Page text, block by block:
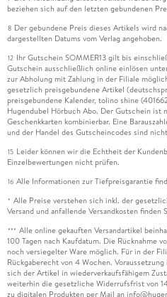
beziehen sich auf den letzten gebundenen
8 Der gebundene Preis dieses Artikels wird
dargestellten Datums vom Verlag angehoben.
12 Ihr Gutschein SOMMER13 gilt bis
Gutschein ausschließlich online einlösen
zur Abholung mit Zahlung in der Filiale
gesetzlich preisgebundene Artikel
preisgebundene Kalender, tolino shine
Hugendubel Hörbuch Abo. Der Gutschein ist
Geschenkkarten kombinierbar. Eine
und der Handel des Gutscheincodes sind
15 Leider können wir die Echtheit der
Einzelbewertungen nicht prüfen.
16 Alle Informationen zur Tiefpreisgarantie
* Alle Preise verstehen sich inkl. der
Versand und anfallende Versandkosten finden
*** Alle online gekauften Versandartikel
100 Tagen nach Kaufdatum. Die Rücknahme
noch versiegelter Ware möglich. Für in der
Rückgaberecht von 4 Wochen.
sich der Artikel in wiederverkaufsfähigem
weiterhin die gesetzliche Widerrufsfrist von
zu digitalen Produkten per Mail an